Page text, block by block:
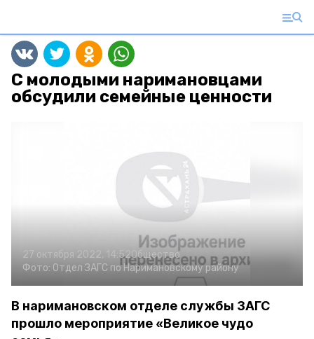
С молодыми наримановцами
обсудили семейные ценности
27 октября 2022, 14:52Общество
Фото: Отдел ЗАГС по Наримановскому району
В наримановском отделе службы ЗАГС
прошло мероприятие «Великое чудо